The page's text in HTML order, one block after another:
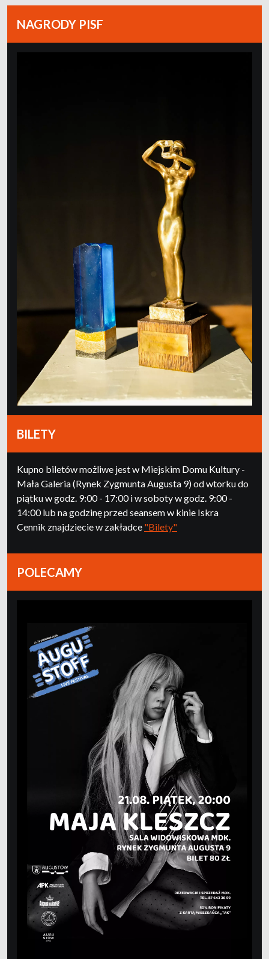
NAGRODY PISF
BILETY
Kupno biletów możliwe jest w Miejskim Domu Kultury -
Mała Galeria (Rynek Zygmunta Augusta 9) od wtorku do
piątku w godz. 9:00 - 17:00 i w soboty w godz. 9:00 -
14:00 lub na godzinę przed seansem w kinie Iskra
Cennik znajdziecie w zakładce "Bilety"
POLECAMY